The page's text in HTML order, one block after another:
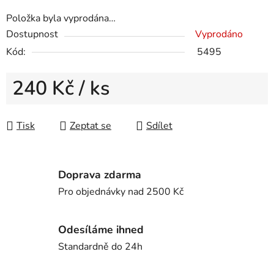
Položka byla vyprodána…
Dostupnost
Vyprodáno
Kód:
5495
240 Kč/ ks
Tisk
Zeptat se Sdílet
Doprava zdarma
Pro objednávky nad 2500 Kč
Odesíláme ihned
Standardně do 24h